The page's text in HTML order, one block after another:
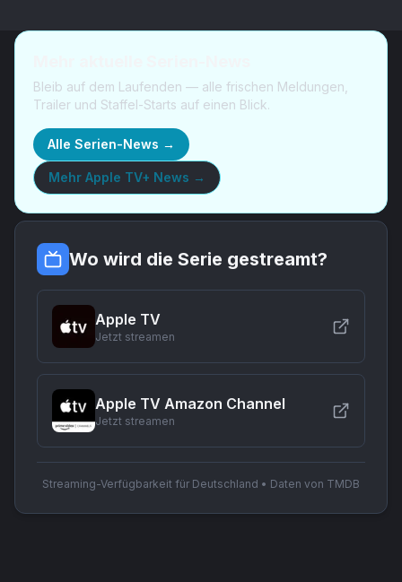
Bleib auf dem Laufenden — alle frischen Meldungen,
Trailer und Staffel-Starts auf einen Blick.
Alle Serien-News →
Mehr Apple TV+ News →
Wo wird die Serie gestreamt?
Apple TV
Jetzt streamen
Apple TV Amazon Channel
Jetzt streamen
Streaming-Verfügbarkeit für Deutschland • Daten von TMDB